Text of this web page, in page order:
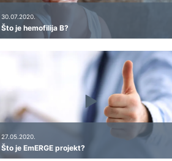
30.07.2020.
Što je hemofilija B?
27.05.2020.
Što je EmERGE projekt?